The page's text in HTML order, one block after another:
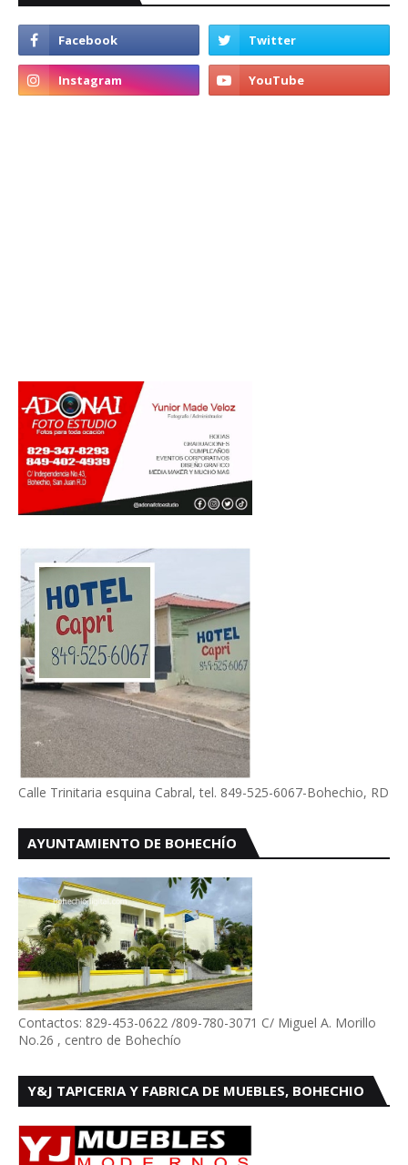
Calle Trinitaria esquina Cabral, tel. 849-525-6067-Bohechio, RD
AYUNTAMIENTO DE BOHECHÍO
Contactos: 829-453-0622 /809-780-3071 C/ Miguel A. Morillo
No.26 , centro de Bohechío
Y&J TAPICERIA Y FABRICA DE MUEBLES, BOHECHIO